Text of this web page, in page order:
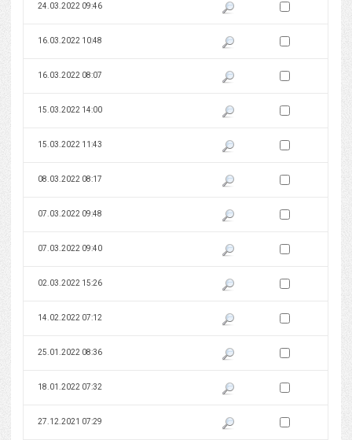
24.03.2022 09:46 Pokaż podgląd wersji z dnia
Zaznacz wersję do
16.03.2022 10:48 Pokaż podgląd wersji z dnia
Zaznacz wersję do
16.03.2022 08:07 Pokaż podgląd wersji z dnia
Zaznacz wersję do
15.03.2022 14:00 Pokaż podgląd wersji z dnia
Zaznacz wersję do
15.03.2022 11:43 Pokaż podgląd wersji z dnia
Zaznacz wersję do
08.03.2022 08:17 Pokaż podgląd wersji z dnia
Zaznacz wersję do
07.03.2022 09:48 Pokaż podgląd wersji z dnia
Zaznacz wersję do
07.03.2022 09:40 Pokaż podgląd wersji z dnia
Zaznacz wersję do
02.03.2022 15:26 Pokaż podgląd wersji z dnia
Zaznacz wersję do
14.02.2022 07:12 Pokaż podgląd wersji z dnia
Zaznacz wersję do
25.01.2022 08:36 Pokaż podgląd wersji z dnia
Zaznacz wersję do
18.01.2022 07:32 Pokaż podgląd wersji z dnia
Zaznacz wersję do
27.12.2021 07:29 Pokaż podgląd wersji z dnia
Zaznacz wersję do